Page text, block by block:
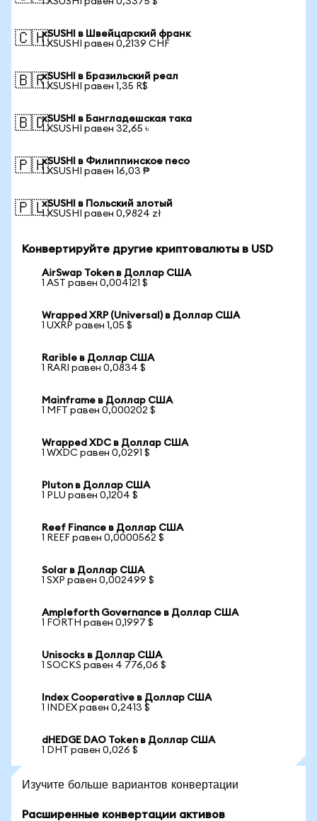
🇨🇭xSUSHI в Швейцарский франк
1 XSUSHI равен 0,2139 CHF
🇧🇷xSUSHI в Бразильский реал
1 XSUSHI равен 1,35 R$
🇧🇩xSUSHI в Бангладешская така
1 XSUSHI равен 32,65 ৳
🇵🇭xSUSHI в Филиппинское песо
1 XSUSHI равен 16,03 ₱
🇵🇱xSUSHI в Польский злотый
1 XSUSHI равен 0,9824 zł
Конвертируйте другие криптовалюты в USD
AirSwap Token в Доллар США
1 AST равен 0,004121 $
Wrapped XRP (Universal) в Доллар США
1 UXRP равен 1,05 $
Rarible в Доллар США
1 RARI равен 0,0834 $
Mainframe в Доллар США
1 MFT равен 0,000202 $
Wrapped XDC в Доллар США
1 WXDC равен 0,0291 $
Pluton в Доллар США
1 PLU равен 0,1204 $
Reef Finance в Доллар США
1 REEF равен 0,0000562 $
Solar в Доллар США
1 SXP равен 0,002499 $
Ampleforth Governance в Доллар США
1 FORTH равен 0,1997 $
Unisocks в Доллар США
1 SOCKS равен 4 776,06 $
Index Cooperative в Доллар США
1 INDEX равен 0,2413 $
dHEDGE DAO Token в Доллар США
1 DHT равен 0,026 $
Изучите больше вариантов конвертации
Расширенные конвертации активов